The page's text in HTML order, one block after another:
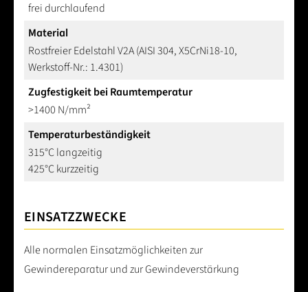
frei durchlaufend
Material
Rostfreier Edelstahl V2A (AISI 304, X5CrNi18-10,
Werkstoff-Nr.: 1.4301)
Zugfestigkeit bei Raumtemperatur
>1400 N/mm²
Temperaturbeständigkeit
315°C langzeitig
425°C kurzzeitig
EINSATZZWECKE
Alle normalen Einsatzmöglichkeiten zur
Gewindereparatur und zur Gewindeverstärkung